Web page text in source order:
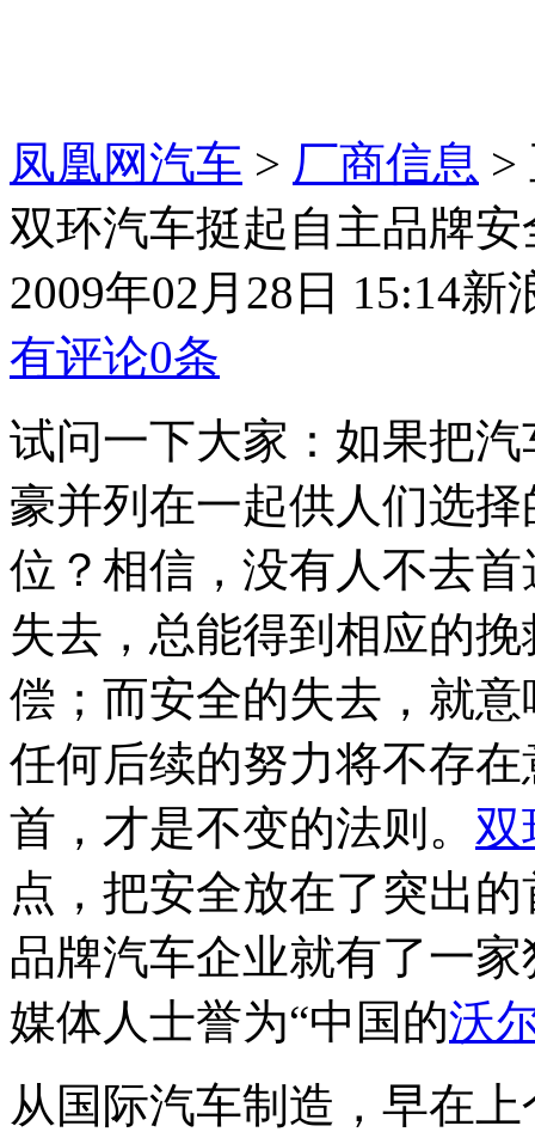
凤凰网汽车 > 厂商信息 >
双环汽车挺起自主品牌
2009年02月28日 15:14新
有评论0条
试问一下大家：如果把
豪并列在一起供人们选
位？相信，没有人不去
失去，总能得到相应的
偿；而安全的失去，就
任何后续的努力将不存
首，才是不变的法则。 双
点，把安全放在了突出
品牌汽车企业就有了一
媒体人士誉为“中国的沃
从国际汽车制造，早在上